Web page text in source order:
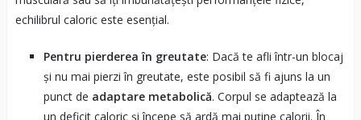
echilibrul caloric este esențial.
Pentru pierderea în greutate: Dacă te afli într-un blocaj
și nu mai pierzi în greutate, este posibil să fi ajuns la un
punct de adaptare metabolică. Corpul se adaptează la
un deficit caloric și începe să ardă mai puține calorii. În